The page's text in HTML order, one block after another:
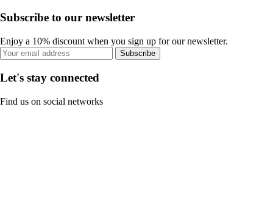
Subscribe to our newsletter
Enjoy a 10% discount when you sign up for our newsletter.
Subscribe
Let's stay connected
Find us on social networks